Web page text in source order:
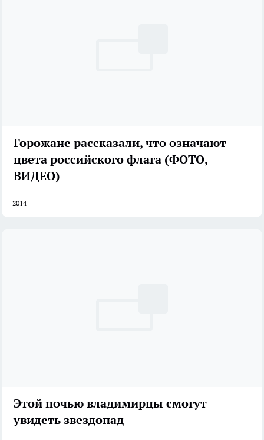
Горожане рассказали, что означают
цвета российского флага (ФОТО,
ВИДЕО)
2014
Этой ночью владимирцы смогут
увидеть звездопад